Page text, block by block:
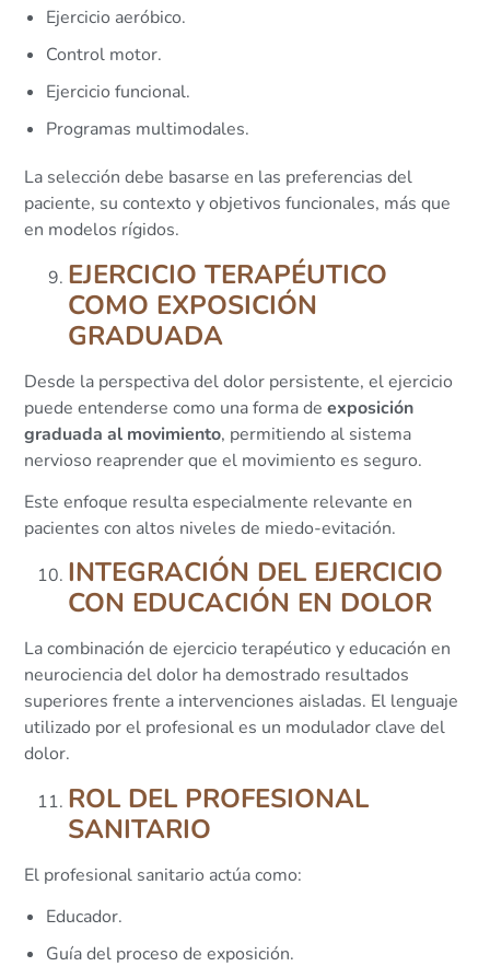
Ejercicio aeróbico.
Control motor.
Ejercicio funcional.
Programas multimodales.
La selección debe basarse en las preferencias del
paciente, su contexto y objetivos funcionales, más que
en modelos rígidos.
EJERCICIO TERAPÉUTICO
COMO EXPOSICIÓN
GRADUADA
Desde la perspectiva del dolor persistente, el ejercicio
puede entenderse como una forma deexposición
graduada al movimiento, permitiendo al sistema
nervioso reaprender que el movimiento es seguro.
Este enfoque resulta especialmente relevante en
pacientes con altos niveles de miedo-evitación.
INTEGRACIÓN DEL EJERCICIO
CON EDUCACIÓN EN DOLOR
La combinación de ejercicio terapéutico y educación en
neurociencia del dolor ha demostrado resultados
superiores frente a intervenciones aisladas. El lenguaje
utilizado por el profesional es un modulador clave del
dolor.
ROL DEL PROFESIONAL
SANITARIO
El profesional sanitario actúa como:
Educador.
Guía del proceso de exposición.